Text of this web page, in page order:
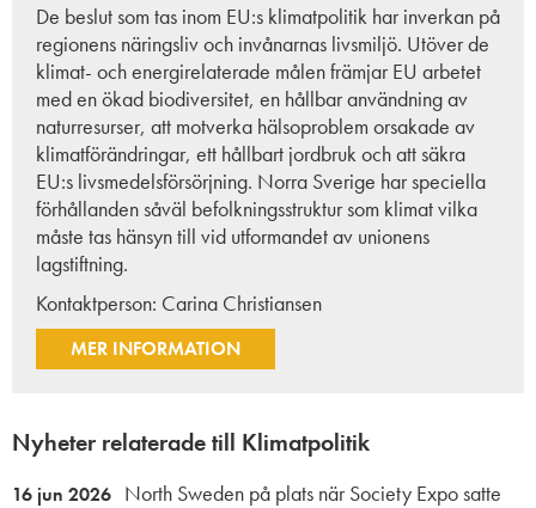
De beslut som tas inom EU:s klimatpolitik har inverkan på
regionens näringsliv och invånarnas livsmiljö. Utöver de
klimat- och energirelaterade målen främjar EU arbetet
med en ökad biodiversitet, en hållbar användning av
naturresurser, att motverka hälsoproblem orsakade av
klimatförändringar, ett hållbart jordbruk och att säkra
EU:s livsmedelsförsörjning. Norra Sverige har speciella
förhållanden såväl befolkningsstruktur som klimat vilka
måste tas hänsyn till vid utformandet av unionens
lagstiftning.
Kontaktperson: Carina Christiansen
MER INFORMATION
Nyheter relaterade till Klimatpolitik
16 jun 2026 North Sweden på plats när Society Expo satte